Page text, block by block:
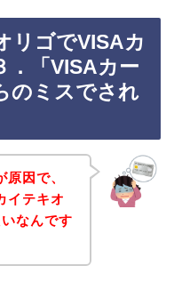
リゴでVISAカ
．「VISAカー
のミスでされ
因で、
イテキオ
なんです